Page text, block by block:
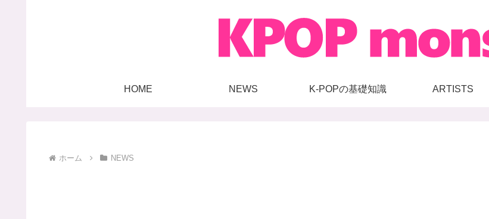
HOME NEWS K-POPの基礎知識 ARTISTS
ホーム NEWS